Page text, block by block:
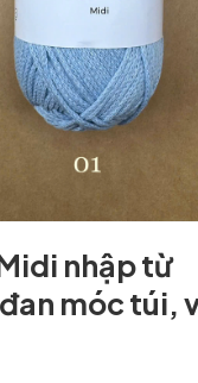
nhập từ
móc túi,